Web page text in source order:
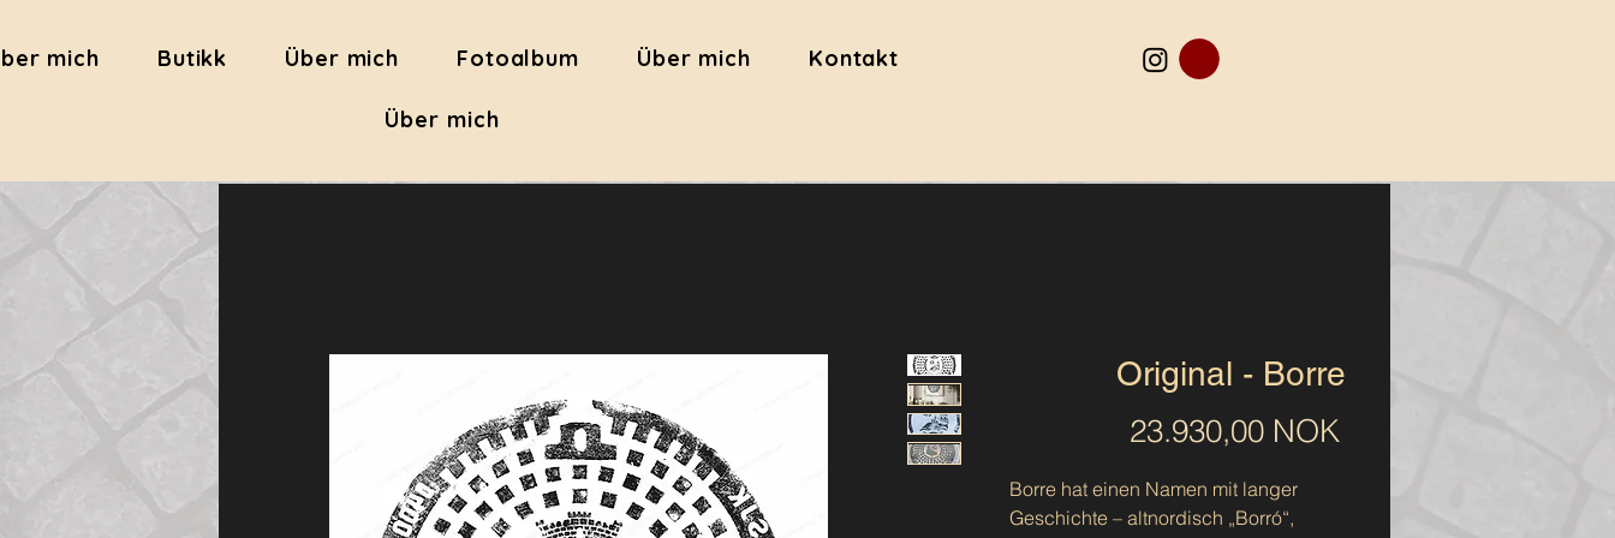
mich Butikk Über mich Fotoalbum Über mich Kontakt
Über mich
Original - Borre
23.930,00 NOKPreis
Borre hat einen Namen mit langer
Geschichte – altnordisch „Borró“,